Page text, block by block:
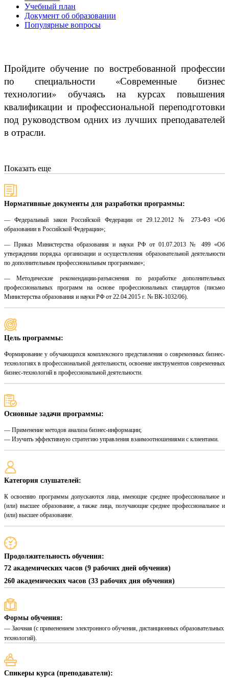
Учебный план
Документ об образовании
Популярные вопросы
Пройдите обучение по востребованной профессии
по специальности «Современные бизнес
технологии» обучаясь на курсах повышения
квалификации и профессиональной переподготовки
под руководством одних из лучших преподавателей
в отрасли.
Показать еще
Нормативные документы для разработки программы:
— Федеральный закон Российской Федерации от 29.12.2012 № 273-ФЗ «Об
образовании в Российской Федерации»;
— Приказ Министерства образования и науки РФ от 01.07.2013 № 499 «Об
утверждении порядка организации и осуществления образовательной деятельности
по дополнительным профессиональным программам»;
— Методические рекомендации-разъяснения по разработке дополнительных
профессиональных программ на основе профессиональных стандартов (письмо
Министерства образования и науки РФ от 22.04.2015 г. № ВК-1032/06).
Цель программы:
Формирование у обучающихся комплексного представления о современных бизнес-
технологиях в профессиональной деятельности, освоение инструментов современных
бизнес-технологий в профессиональной деятельности.
Основные задачи программы:
— Применение методов анализа бизнес-информации;
— Изучить эффективную стратегию управления взаимоотношениями с клиентами.
Категория слушателей:
К освоению программы допускаются лица, имеющие среднее профессиональное и
(или) высшее образование, а также лица, получающие среднее профессиональное и
(или) высшее образование.
Продолжительность обучения:
72 академических часов (9 рабочих дней обучения)
260 академических часов (33 рабочих дня обучения)
Формы обучения:
— Заочная (с применением электронного обучения, дистанционных образовательных
технологий).
Спикеры курса (преподаватели):